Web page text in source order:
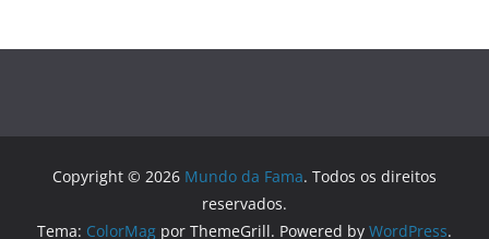
Copyright © 2026 Mundo da Fama. Todos os direitos
reservados.
Tema: ColorMag por ThemeGrill. Powered by WordPress.